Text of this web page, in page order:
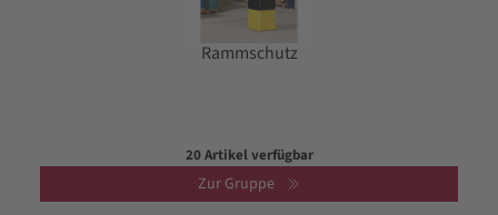
Rammschutz
20 Artikel verfügbar
Zur Gruppe